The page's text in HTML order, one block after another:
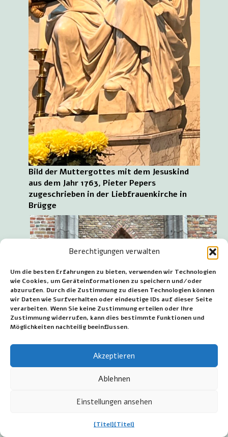
Berechtigungen verwalten
Um die besten Erfahrungen zu bieten, verwenden wir Technologien
wie Cookies, um Geräteinformationen zu speichern und/oder
abzurufen. Durch die Zustimmung zu diesen Technologien können
wir Daten wie Surfverhalten oder eindeutige IDs auf dieser Seite
verarbeiten. Wenn Sie keine Zustimmung erteilen oder Ihre
Zustimmung widerrufen, kann dies bestimmte Funktionen und
Möglichkeiten nachteilig beeinflussen.
Akzeptieren
Ablehnen
Einstellungen ansehen
{Titel}{Titel}
Bild der Muttergottes mit dem Jesuskind
aus dem Jahr 1763, Pieter Pepers
zugeschrieben in der Liebfrauenkirche in
Brügge